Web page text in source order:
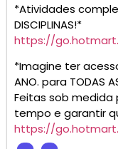
*Atividades
DISCIPLINAS!*
https://
*Imagine ter
ANO. para TODAS
Feitas sob medida
tempo e garantir
https://